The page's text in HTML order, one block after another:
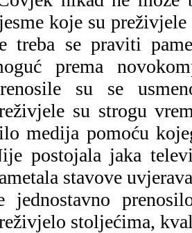
koje su
treba se praviti
prema
su se
su strogu
medija pomoću
postojala jaka
stavove
jednostavno
stoljećima,